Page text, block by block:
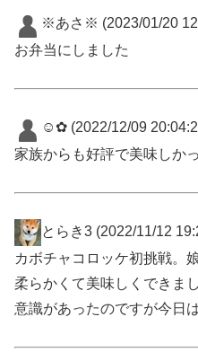
※あさ※ (2023/01/20
お弁当にしました
☺︎︎︎︎✿ (2022/12/09
家族からも好評で美味しか
とらき3 (2022/11/12
カボチャコロッケ初挑戦。
柔らかくて美味しくできま
意識があったのですが今日